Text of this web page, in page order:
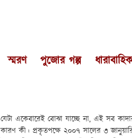
স্মরণ পুজোর গল্প
যেটা একেবারেই বোঝা যাচ্ছে না, এই সব
কারণ কী। প্রকৃতপক্ষে ২০০৭ সালের ৩ জানুয়ারি